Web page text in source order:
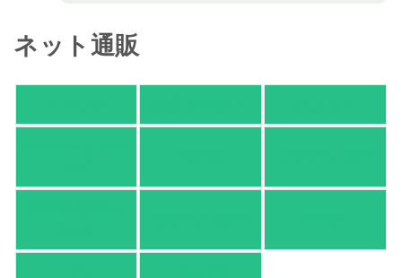
ネット通販